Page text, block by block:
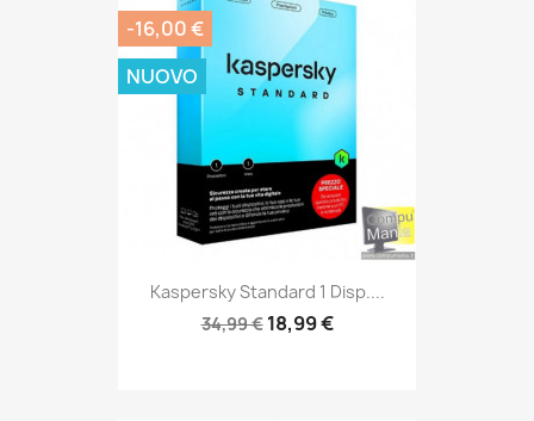
Kaspersky Standard 1 Disp....
34,99 € 18,99 €
-16,00 €
NUOVO